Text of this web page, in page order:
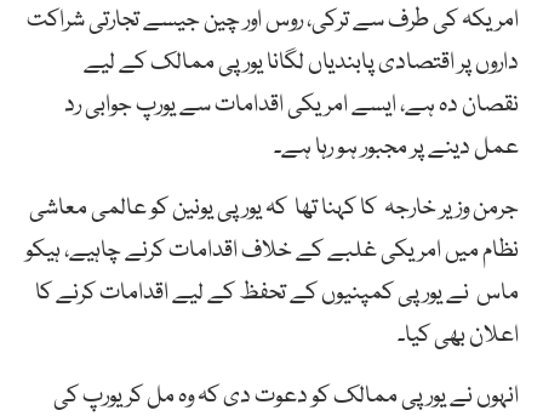
امریکہ کی طرف سے ترکی، روس اور چین جیسے تجارتی شراکت
داروں پر اقتصادی پابندیاں لگانا یورپی ممالک کے لیے
نقصان دہ ہے، ایسے امریکی اقدامات سے یورپ جوابی رد
عمل دینے پر مجبور ہو رہا ہے۔
جرمن وزیر خارجہ کا کہنا تھا کہ یورپی یونین کو عالمی معاشی
نظام میں امریکی غلبے کے خلاف اقدامات کرنے چاہیے، ہیکو
ماس نے یورپی کمپنیوں کے تحفظ کے لیے اقدامات کرنے کا
اعلان بھی کیا۔
انہوں نے یورپی ممالک کو دعوت دی کہ وہ مل کر یورپ کی